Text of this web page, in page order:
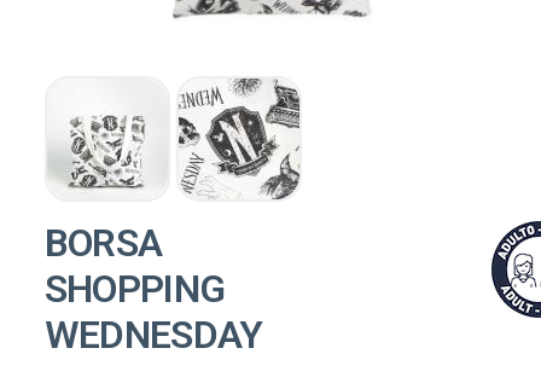
BORSA
SHOPPING
WEDNESDAY